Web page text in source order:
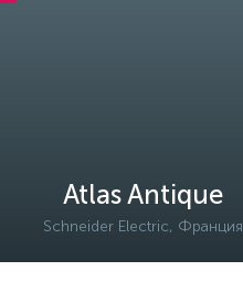
Atlas Antique
Schneider Electric, Франция